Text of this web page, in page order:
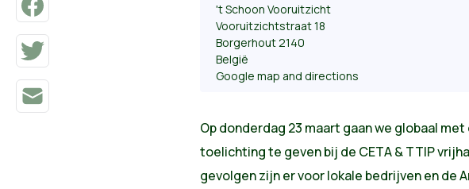
't Schoon Vooruitzicht
Vooruitzichtstraat 18
Borgerhout 2140
België
Google map and directions
Op donderdag 23 maart gaan we globaal
toelichting te geven bij de CETA & TTIP
gevolgen zijn er voor lokale bedrijven en de